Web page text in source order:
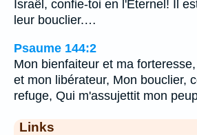
Israël, confie-toi en l'Eternel! Il
leur bouclier.…
Psaume 144:2
Mon bienfaiteur et ma
et mon libérateur, Mon bouclier,
refuge, Qui m'assujettit mon
Links